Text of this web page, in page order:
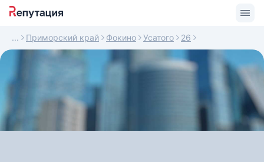
Приморский край Фокино Усатого 26